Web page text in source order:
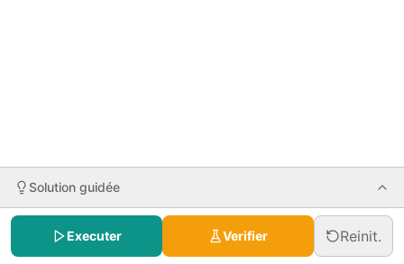
Solution guidée
Executer Verifier Reinit.